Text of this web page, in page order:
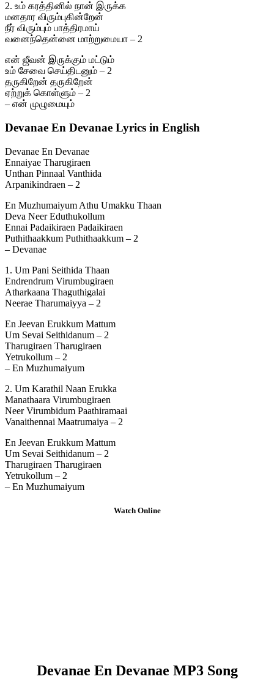
2. உம் கரத்தினில் நான் இருக்க
மனதார விரும்புகின்றேன்
நீர் விரும்பும் பாத்திரமாய்
வனைந்தென்னை மாற்றுமையா – 2
என் ஜீவன் இருக்கும் மட்டும்
உம் சேவை செய்திடனும் – 2
தருகிறேன் தருகிறேன்
ஏற்றுக் கொள்ளும் – 2
– என் முழுமையும்
Devanae En Devanae Lyrics in English
Devanae En Devanae
Ennaiyae Tharugiraen
Unthan Pinnaal Vanthida
Arpanikindraen – 2
En Muzhumaiyum Athu Umakku Thaan
Deva Neer Eduthukollum
Ennai Padaikiraen Padaikiraen
Puthithaakkum Puthithaakkum – 2
– Devanae
1. Um Pani Seithida Thaan
Endrendrum Virumbugiraen
Atharkaana Thaguthigalai
Neerae Tharumaiyya – 2
En Jeevan Erukkum Mattum
Um Sevai Seithidanum – 2
Tharugiraen Tharugiraen
Yetrukollum – 2
– En Muzhumaiyum
2. Um Karathil Naan Erukka
Manathaara Virumbugiraen
Neer Virumbidum Paathiramaai
Vanaithennai Maatrumaiya – 2
En Jeevan Erukkum Mattum
Um Sevai Seithidanum – 2
Tharugiraen Tharugiraen
Yetrukollum – 2
– En Muzhumaiyum
Watch Online
Devanae En Devanae MP3 Song